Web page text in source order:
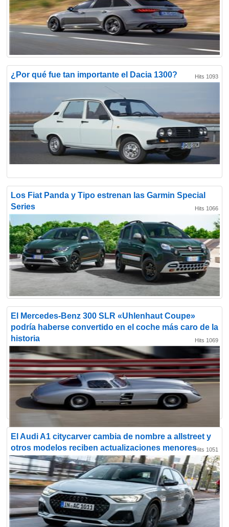
¿Por qué fue tan importante el Dacia 1300? Hits 1093
Los Fiat Panda y Tipo estrenan las Garmin Special
Series
Hits 1066
El Mercedes-Benz 300 SLR «Uhlenhaut Coupe»
podría haberse convertido en el coche más caro de la
historia
Hits 1069
El Audi A1 citycarver cambia de nombre a allstreet y
otros modelos reciben actualizaciones menoresHits 1051